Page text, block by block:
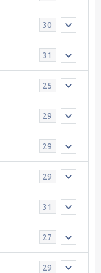
30
31
25
29
29
29
31
27
29